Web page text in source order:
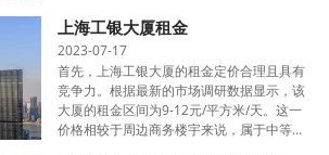
南或朝东的办公空间租金相对较高，而面积
较···
上海工银大厦租金
2023-07-17
首先，上海工银大厦的租金定价合理且具有
竞争力。根据最新的市场调研数据显示，该
大厦的租金区间为9-12元/平方米/天。这一
价格相较于周边商务楼宇来说，属于中等偏